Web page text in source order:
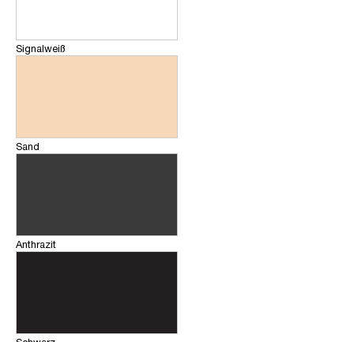
Signalweiß
Sand
Anthrazit